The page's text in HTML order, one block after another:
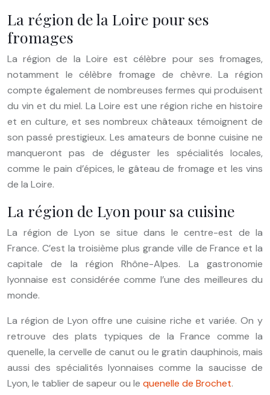
La région de la Loire pour ses
fromages
La région de la Loire est célèbre pour ses fromages,
notamment le célèbre fromage de chèvre. La région
compte également de nombreuses fermes qui produisent
du vin et du miel. La Loire est une région riche en histoire
et en culture, et ses nombreux châteaux témoignent de
son passé prestigieux. Les amateurs de bonne cuisine ne
manqueront pas de déguster les spécialités locales,
comme le pain d’épices, le gâteau de fromage et les vins
de la Loire.
La région de Lyon pour sa cuisine
La région de Lyon se situe dans le centre-est de la
France. C’est la troisième plus grande ville de France et la
capitale de la région Rhône-Alpes. La gastronomie
lyonnaise est considérée comme l’une des meilleures du
monde.
La région de Lyon offre une cuisine riche et variée. On y
retrouve des plats typiques de la France comme la
quenelle, la cervelle de canut ou le gratin dauphinois, mais
aussi des spécialités lyonnaises comme la saucisse de
Lyon, le tablier de sapeur ou le quenelle de Brochet.